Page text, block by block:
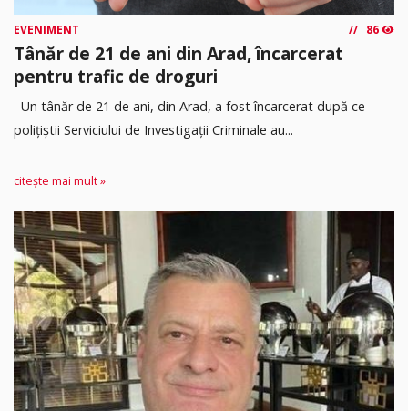
EVENIMENT 86
Tânăr de 21 de ani din Arad, încarcerat
pentru trafic de droguri
Un tânăr de 21 de ani, din Arad, a fost încarcerat după ce
polițiștii Serviciului de Investigații Criminale au...
citește mai mult »